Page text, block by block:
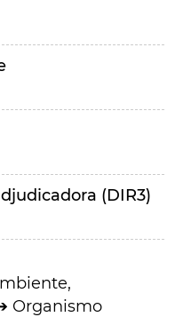
(DIR3)
Organismo